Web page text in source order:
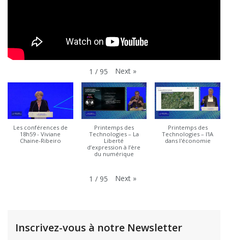
1 / 95 Next »
Les conférences de
18h59 - Viviane
Chaine-Ribeiro
Printemps des
Technologies – La
Liberté
d’expression à l’ère
du numérique
Printemps des
Technologies – l'IA
dans l'économie
1 / 95 Next »
Inscrivez-vous à notre Newsletter